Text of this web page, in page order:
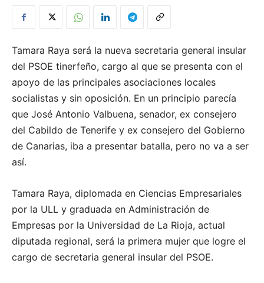
Tamara Raya será la nueva secretaria general insular
del PSOE tinerfeño, cargo al que se presenta con el
apoyo de las principales asociaciones locales
socialistas y sin oposición. En un principio parecía
que José Antonio Valbuena, senador, ex consejero
del Cabildo de Tenerife y ex consejero del Gobierno
de Canarias, iba a presentar batalla, pero no va a ser
así.
Tamara Raya, diplomada en Ciencias Empresariales
por la ULL y graduada en Administración de
Empresas por la Universidad de La Rioja, actual
diputada regional, será la primera mujer que logre el
cargo de secretaria general insular del PSOE.